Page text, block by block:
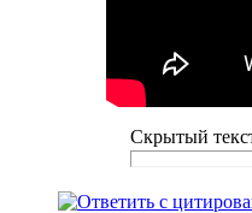
Скрытый